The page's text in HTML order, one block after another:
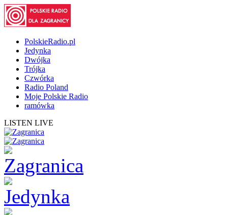
PolskieRadio.pl
Jedynka
Dwójka
Trójka
Czwórka
Radio Poland
Moje Polskie Radio
ramówka
LISTEN LIVE